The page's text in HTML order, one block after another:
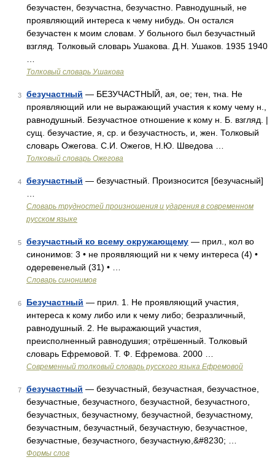
безучастен, безучастна, безучастно. Равнодушный, не
проявляющий интереса к чему нибудь. Он остался
безучастен к моим словам. У больного был безучастный
взгляд. Толковый словарь Ушакова. Д.Н. Ушаков. 1935 1940
Толковый словарь Ушакова
3 безучастный — БЕЗУЧАСТНЫЙ, ая, ое; тен, тна. Не
проявляющий или не выражающий участия к кому чему н.,
равнодушный. Безучастное отношение к кому н. Б. взгляд. |
сущ. безучастие, я, ср. и безучастность, и, жен. Толковый
словарь Ожегова. С.И. Ожегов, Н.Ю. Шведова …
Толковый словарь Ожегова
4 безучастный — безучастный. Произносится [безучасный]
Словарь трудностей произношения и ударения в современном
русском языке
5 безучастный ко всему окружающему — прил., кол во
синонимов: 3 • не проявляющий ни к чему интереса (4) •
одеревенелый (31) • …
Словарь синонимов
6 Безучастный — прил. 1. Не проявляющий участия,
интереса к кому либо или к чему либо; безразличный,
равнодушный. 2. Не выражающий участия,
преисполненный равнодушия; отрёшенный. Толковый
словарь Ефремовой. Т. Ф. Ефремова. 2000 …
Современный толковый словарь русского языка Ефремовой
7 безучастный — безучастный, безучастная, безучастное,
безучастные, безучастного, безучастной, безучастного,
безучастных, безучастному, безучастной, безучастному,
безучастным, безучастный, безучастную, безучастное,
безучастные, безучастного, безучастную,&#8230; …
Формы слов